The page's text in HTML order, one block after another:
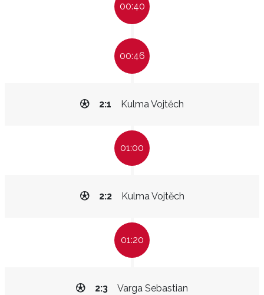
00:40
00:46
Kulma Vojtěch
2:1
01:00
Kulma Vojtěch
2:2
01:20
Varga Sebastian
2:3